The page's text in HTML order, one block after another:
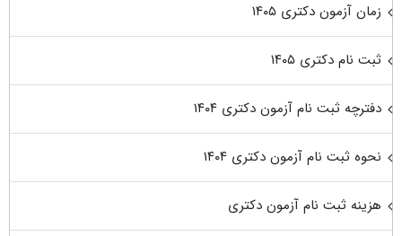
زمان آزمون دکتری ۱۴۰۵
ثبت نام دکتری ۱۴۰۵
دفترچه ثبت نام آزمون دکتری ۱۴۰۴
نحوه ثبت نام آزمون دکتری ۱۴۰۴
هزینه ثبت نام آزمون دکتری